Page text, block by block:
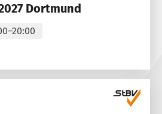
Dortmund